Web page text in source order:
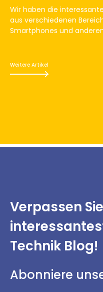
Wir haben die
aus verschiedenen
Smartphones und
Weitere Artikel
Verpassen
Technik Blog!
Abonniere